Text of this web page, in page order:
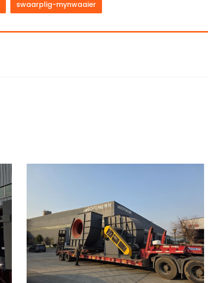
swaarplig-mynwaaier
HOË-TEMPERATUUR KORROSIE EN SPESIALE OMGEWING WAAIERS | INDUSTRIËLE FABRIEK VENTILASIE EN UITLAAT | STOFVERWYDERING EN LUGREINIGING